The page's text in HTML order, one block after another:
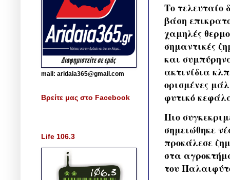
Το τελευταίο
βάση
χαμηλές
σημαντικές
και
ακτινίδια
ορισμένες
φυτικό
Πιο
σημειώθηκε
προκάλεσε
στα
του
mail: aridaia365@gmail.com
Βρείτε μας στο Facebook
Life 106.3